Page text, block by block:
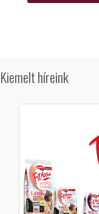
Kiemelt híreink